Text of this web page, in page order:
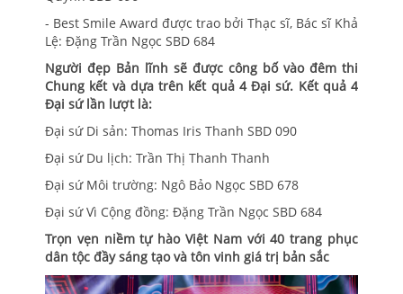
- Best Smile Award được trao bởi Thạc sĩ, Bác sĩ Khả
Lệ: Đặng Trần Ngọc SBD 684
Người đẹp Bản lĩnh sẽ được công bố vào đêm thi
Chung kết và dựa trên kết quả 4 Đại sứ. Kết quả 4
Đại sứ lần lượt là:
Đại sứ Di sản: Thomas Iris Thanh SBD 090
Đại sứ Du lịch: Trần Thị Thanh Thanh
Đại sứ Môi trường: Ngô Bảo Ngọc SBD 678
Đại sứ Vì Cộng đồng: Đặng Trần Ngọc SBD 684
Trọn vẹn niềm tự hào Việt Nam với 40 trang phục
dân tộc đầy sáng tạo và tôn vinh giá trị bản sắc